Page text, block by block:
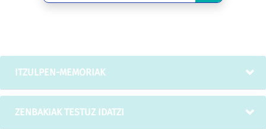
ITZULPEN-MEMORIAK
ZENBAKIAK TESTUZ IDATZI